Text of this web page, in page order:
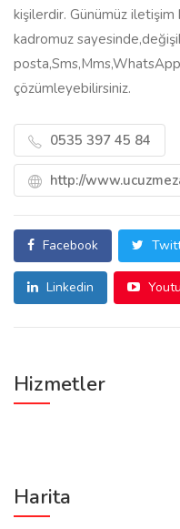
kişilerdir. Günümüz iletişim
kadromuz
çözümleyebilirsiniz.
0535 397 45 84
http://
Facebook
Linkedin
Hizmetler
Harita